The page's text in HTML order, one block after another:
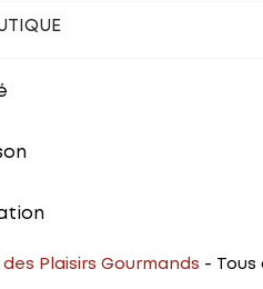
des Plaisirs Gourmands - Tous